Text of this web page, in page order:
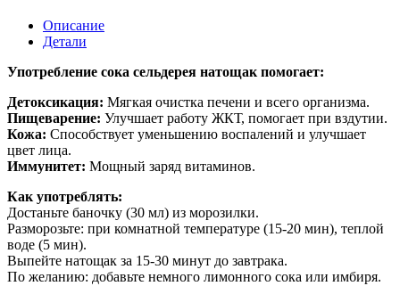
Описание
Детали
Употребление сока сельдерея натощак помогает:
Детоксикация: Мягкая очистка печени и всего организма.
Пищеварение: Улучшает работу ЖКТ, помогает при вздутии.
Кожа: Способствует уменьшению воспалений и улучшает
цвет лица.
Иммунитет: Мощный заряд витаминов.
Как употреблять:
Достаньте баночку (30 мл) из морозилки.
Разморозьте: при комнатной температуре (15-20 мин), теплой
воде (5 мин).
Выпейте натощак за 15-30 минут до завтрака.
По желанию: добавьте немного лимонного сока или имбиря.